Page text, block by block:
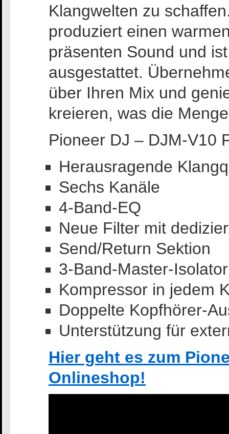
Klangwelten zu
produziert einen
präsenten Sound und
ausgestattet.
über Ihren Mix und
kreieren, was die
Pioneer DJ – DJM-V10
Herausragende
Sechs Kanäle
4-Band-EQ
Neue Filter mit
Send/Return Sektion
3-Band-Master-Isolator
Kompressor in jedem
Doppelte Kopfhörer-
Unterstützung für
Hier geht es zum
Onlineshop!